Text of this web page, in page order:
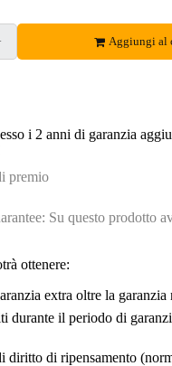
Aggiungi al
i 2 anni di garanzia
premio
Su questo prodotto
ottenere:
extra oltre la garanzia
durante il periodo di
diritto di ripensamento